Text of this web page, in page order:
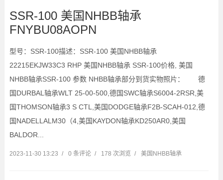
SSR-100 美国NHBB轴承
FNYBU08AOPN
型号：SSR-100描述：SSR-100 美国NHBB轴承
22215EKJW33C3 RHP 美国NHBB轴承 SSR-100价格, 美国
NHBB轴承SSR-100 参数 NHBB轴承部分到货实物照片： 德
国DURBAL轴承WLT 25-00-500,德国SWC轴承S6004-2RSR,美
国THOMSON轴承3 S CTL,美国DODGE轴承F2B-SCAH-012,德
国NADELLALM30（4,美国KAYDON轴承KD250AR0,美国
BALDOR...
2023-11-30 13:23 / 0 条评论 / 178 次浏览 / 美国NHBB轴承